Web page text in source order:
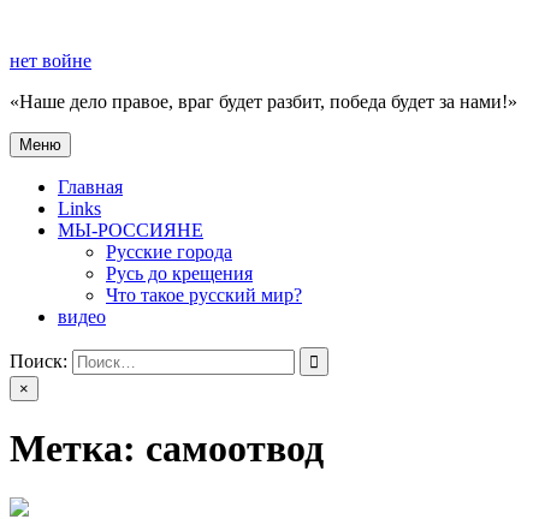
содержимому
нет войне
«Наше дело правое, враг будет разбит, победа будет за нами!»
нет войне
«Наше дело правое, враг будет разбит, победа будет за нами!»
Меню
Главная
Links
МЫ-РОССИЯНЕ
Русские города
Русь до крещения
Что такое русский мир?
видео
Поиск:
×
Метка: самоотвод